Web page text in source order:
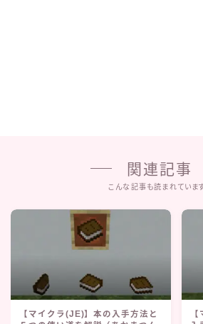
関連記事
こんな記事も読まれています
【マイクラ(JE)】本の入手方法と